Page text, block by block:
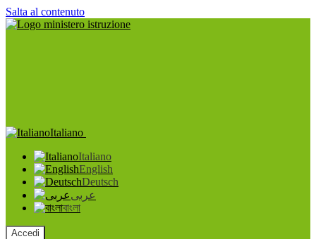
Salta al contenuto
Italiano
Italiano
English
Deutsch
عربى
বাংলা
Accedi